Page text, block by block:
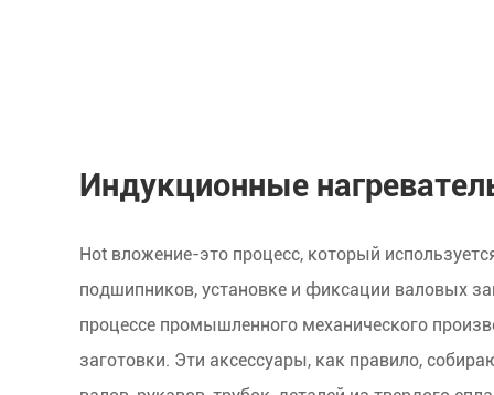
Индукционные
Hot вложение-это процесс, который
подшипников, установке и фиксации валовых
процессе промышленного механического
заготовки. Эти аксессуары, как правило,